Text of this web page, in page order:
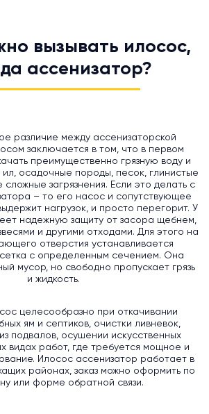
вызывать илосос,
ассенизатор?
различие между ассенизаторской
заключается в том, что в первом
преимущественно грязную воду и
осадочные породы, песок, глинистые
загрязнения. Если это делать с
– то его насос и сопутствующее
нагрузок, и просто перегорит. У
надежную защиту от засора щебнем,
и другими отходами. Для этого на
отверстия устанавливается
с определенным сечением. Она
мусор, но свободно пропускает грязь
и жидкость.
целесообразно при откачивании
ям и септиков, очистки ливневок,
подвалов, осушении искусственных
видах работ, где требуется мощное и
Илосос ассенизатор работает в
районах, заказ можно оформить по
или форме обратной связи.